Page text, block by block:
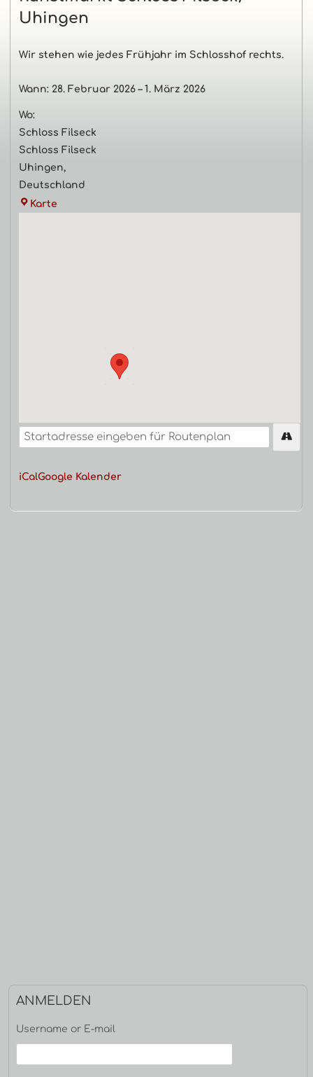
Uhingen
Wir stehen wie jedes Frühjahr im Schlosshof rechts.
Wann: 28. Februar 2026 – 1. März 2026
Wo:
Schloss Filseck
Schloss Filseck
Uhingen,
Deutschland
Karte
iCalGoogle Kalender
Navigation
Haupt-
Seitenleiste
ANMELDEN
Username or E-mail